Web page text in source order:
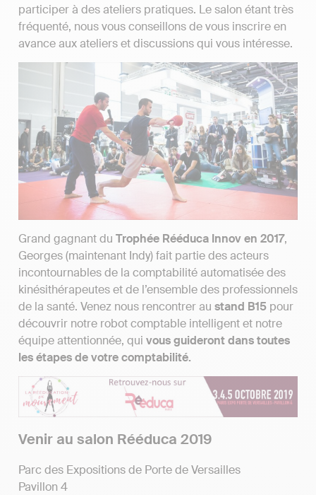
participer à des ateliers pratiques. Le salon étant très
fréquenté, nous vous conseillons de vous inscrire en
avance aux ateliers et discussions qui vous intéresse.
Grand gagnant du Trophée Rééduca Innov en 2017,
Georges (maintenant Indy) fait partie des acteurs
incontournables de la comptabilité automatisée des
kinésithérapeutes et de l’ensemble des professionnels
de la santé. Venez nous rencontrer au stand B15 pour
découvrir notre robot comptable intelligent et notre
équipe attentionnée, qui vous guideront dans toutes
les étapes de votre comptabilité.
Venir au salon Rééduca 2019
Parc des Expositions de Porte de Versailles
Pavillon 4